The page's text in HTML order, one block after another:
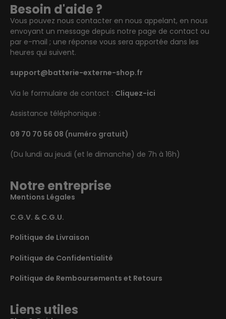
Besoin d'aide ?
Vous pouvez nous contacter en nous appelant, en nous
envoyant un message depuis notre page de contact ou
par e-mail ; une réponse vous sera apportée dans les
heures qui suivent.
support@batterie-externe-shop.fr
Via le formulaire de contact : Cliquez-ici
Assistance téléphonique :
09 70 70 56 08 (numéro gratuit)
(Du lundi au jeudi (et le dimanche) de 7h à 16h)
Notre entreprise
Mentions Légales
C.G.V. & C.G.U.
Politique de Livraison
Politique de Confidentialité
Politique de Remboursements et Retours
Liens utiles